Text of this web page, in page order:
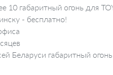
10 габаритный огонь для
- бесплатно!
Беларуси габаритный